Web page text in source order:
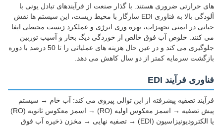
های حرارتی ضروری هستند. با گذار صنعت از فرآیندهای تبادل یونی با
آلودگی بالا به فناوری EDI سازگار با محیط زیست، این سیستم ها نقش
حیاتی در ایمنی تجهیزات، بهره وری انرژی و عملکرد زیست محیطی ایفا
می کنند. خلوص آب فوق خالص از خوردگی دیگ بخار و آسیب توربین
جلوگیری می کند و در عین حال هزینه های عملیاتی را تا 50 درصد با دوره
بازگشت سرمایه کمتر از دو سال کاهش می دهد.
فناوری فرآیند EDI
فرآیند تصفیه پیشرفته از این توالی پیروی می کند: آب خام → سیستم
پیش تصفیه → اسمز معکوس اولیه (RO) → اسمز معکوس ثانویه (RO)
یا الکترودیونیزاسیون (EDI) → تصفیه نهایی → مخزن ذخیره آب فوق